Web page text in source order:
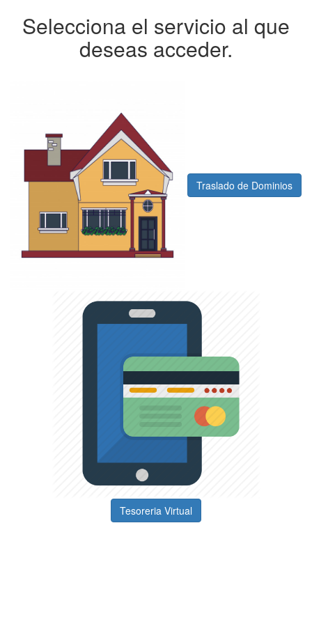
Selecciona el servicio al que
deseas acceder.
Traslado de Dominios
Tesoreria Virtual